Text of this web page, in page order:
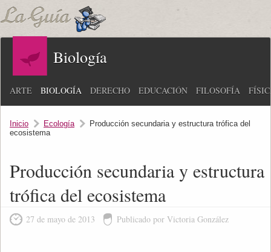
Biología
ARTE BIOLOGÍA DERECHO EDUCACIÓN FILOSOFÍA
Inicio Ecología
Producción secundaria y estructura trófica del
ecosistema
Producción secundaria y estructura
trófica del ecosistema
27 de mayo de 2013 Publicado por Victoria González